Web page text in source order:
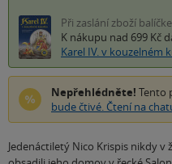
Při zaslání zboží
K nákupu nad 699 Kč
Karel IV. v kouzelném
Nepřehlédněte! Tento
bude čtivé. Čtení na
Jedenáctiletý Nico Krispis nikdy v